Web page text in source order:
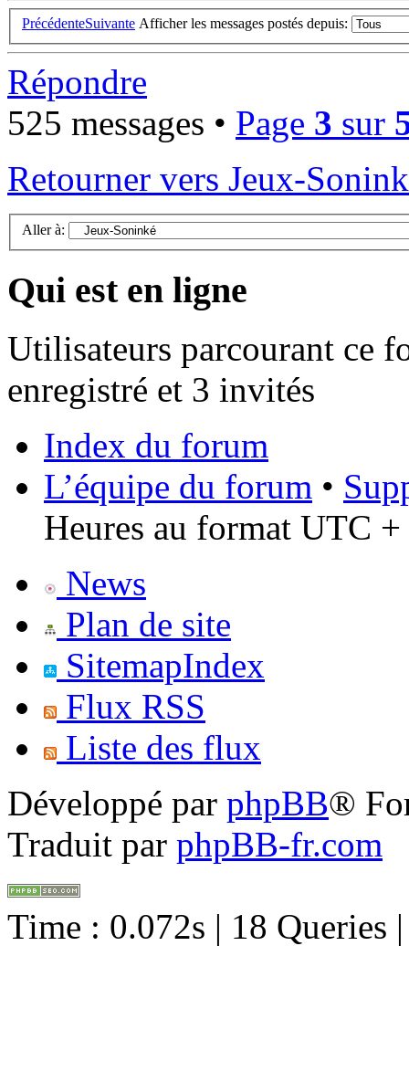
PrécédenteSuivante Afficher les messages postés depuis:
Répondre
525 messages • Page 3 sur
Retourner vers Jeux-
Aller à:
Qui est en ligne
Utilisateurs parcourant ce
enregistré et 3 invités
Index du forum
L’équipe du forum •
Heures au format UTC +
News
Plan de site
SitemapIndex
Flux RSS
Liste des flux
Développé par phpBB®
Traduit par phpBB-fr.com
Time : 0.072s | 18 Queries